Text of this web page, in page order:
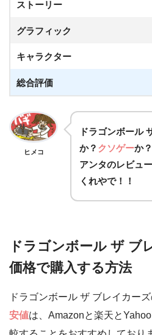
ストーリー
グラフィック
キャラクター
総合評価
ヒメコ
ドラゴンボール
か？ クソゲーか？
アンタのレビュ
くれやで！！
ドラゴンボール ザ ブ
価格で購入する方法
ドラゴンボール ザ ブレイカー
安値は、Amazonと楽天と